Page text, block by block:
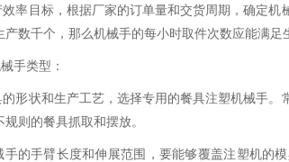
率目标，根据厂家的订单量和交货周期，确定机
产数千个，那么机械手的每小时取件次数应能满足
手类型：
形状和生产工艺，选择专用的餐具注塑机械手。
则的餐具抓取和摆放。
的手臂长度和伸展范围，要能够覆盖注塑机的